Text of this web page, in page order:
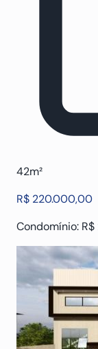
42m²
R$ 220.000,00
Condomínio: